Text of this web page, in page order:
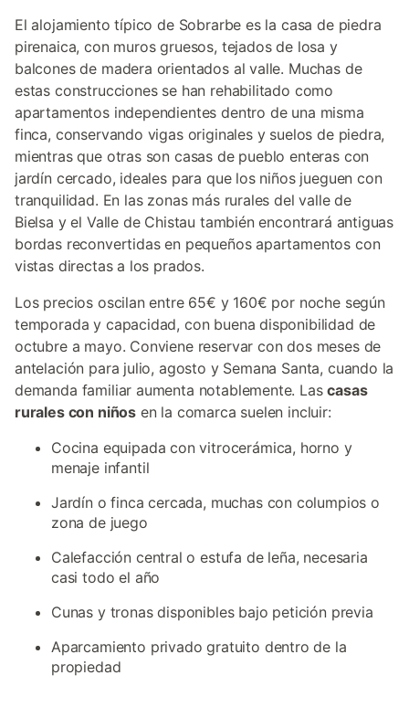
El alojamiento típico de Sobrarbe es la casa de piedra
pirenaica, con muros gruesos, tejados de losa y
balcones de madera orientados al valle. Muchas de
estas construcciones se han rehabilitado como
apartamentos independientes dentro de una misma
finca, conservando vigas originales y suelos de piedra,
mientras que otras son casas de pueblo enteras con
jardín cercado, ideales para que los niños jueguen con
tranquilidad. En las zonas más rurales del valle de
Bielsa y el Valle de Chistau también encontrará antiguas
bordas reconvertidas en pequeños apartamentos con
vistas directas a los prados.
Los precios oscilan entre 65€ y 160€ por noche según
temporada y capacidad, con buena disponibilidad de
octubre a mayo. Conviene reservar con dos meses de
antelación para julio, agosto y Semana Santa, cuando la
demanda familiar aumenta notablemente. Lascasas
rurales con niños en la comarca suelen incluir:
Cocina equipada con vitrocerámica, horno y
menaje infantil
Jardín o finca cercada, muchas con columpios o
zona de juego
Calefacción central o estufa de leña, necesaria
casi todo el año
Cunas y tronas disponibles bajo petición previa
Aparcamiento privado gratuito dentro de la
propiedad